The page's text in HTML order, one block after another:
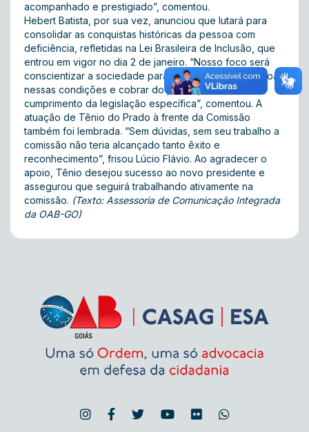
acompanhado e prestigiado”, comentou.
Hebert Batista, por sua vez, anunciou que lutará para
consolidar as conquistas históricas da pessoa com
deficiência, refletidas na Lei Brasileira de Inclusão, que
entrou em vigor no dia 2 de janeiro. “Nosso foco será
conscientizar a sociedade para a realidade das pessoas
nessas condições e cobrar do poder público o
cumprimento da legislação específica”, comentou. A
atuação de Tênio do Prado à frente da Comissão
também foi lembrada. “Sem dúvidas, sem seu trabalho a
comissão não teria alcançado tanto êxito e
reconhecimento”, frisou Lúcio Flávio. Ao agradecer o
apoio, Tênio desejou sucesso ao novo presidente e
assegurou que seguirá trabalhando ativamente na
comissão. (Texto: Assessoria de Comunicação Integrada
da OAB-GO)